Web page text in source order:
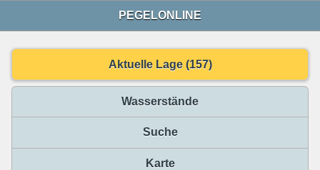
PEGELONLINE
Aktuelle Lage (157)
Wasserstände
Suche
Karte